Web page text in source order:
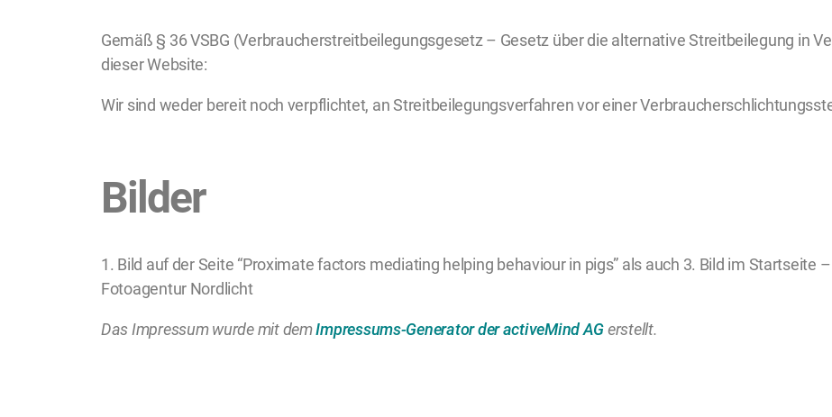
Gemäß § 36 VSBG (Verbraucherstreitbeilegungsgesetz – Gesetz über die alternative Streitbeilegung in
dieser Website:
Wir sind weder bereit noch verpflichtet, an Streitbeilegungsverfahren vor einer
Bilder
1. Bild auf der Seite “Proximate factors mediating helping behaviour in pigs” als auch 3. Bild im Startseite
Fotoagentur Nordlicht
Das Impressum wurde mit demImpressums-Generator der activeMind AGerstellt.